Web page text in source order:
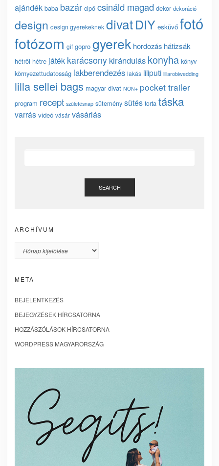
ajándék baba bazár cipő csináld magad dekor dekoráció
design design gyerekeknek divatDIY esküvő fotó
fotózom gif gopro gyerek hordozás hátizsák
hétről hétre játék karácsony kirándulás konyha könyv
környezettudatosság lakberendezés lakás liliputi lillarobiwedding
lilla sellei bags magyar divat NON+ pocket trailer
program recept születésnap sütemény sütés torta táska
varrás videó vásár vásárlás
SEARCH
ARCHÍVUM
Archívum
META
BEJELENTKEZÉS
BEJEGYZÉSEK HÍRCSATORNA
HOZZÁSZÓLÁSOK HÍRCSATORNA
WORDPRESS MAGYARORSZÁG